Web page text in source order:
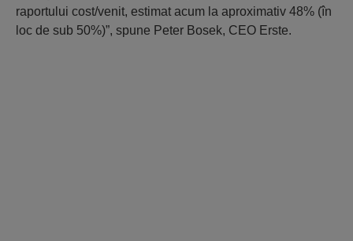
raportului cost/venit, estimat acum la aproximativ 48% (în
loc de sub 50%)”, spune Peter Bosek, CEO Erste.